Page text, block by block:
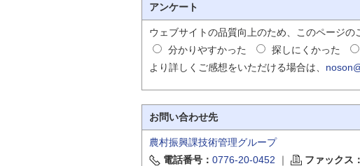
アンケート
ウェブサイトの品質向上のため、このページの
分かりやすかった
探しにくかった
より詳しくご感想をいただける場合は、
お問い合わせ先
農村振興課技術管理グループ
電話番号： 0776-20-0452 ｜ ファックス：